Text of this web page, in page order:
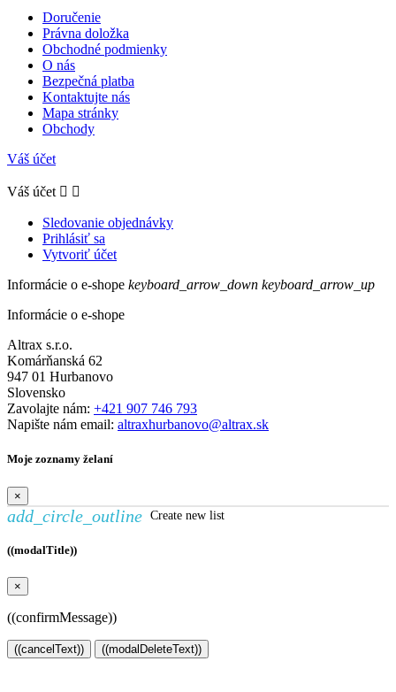
Doručenie
Právna doložka
Obchodné podmienky
O nás
Bezpečná platba
Kontaktujte nás
Mapa stránky
Obchody
Váš účet
Váš účet  
Sledovanie objednávky
Prihlásiť sa
Vytvoriť účet
Informácie o e-shope keyboard_arrow_down keyboard_arrow_up
Informácie o e-shope
Altrax s.r.o.
Komárňanská 62
947 01 Hurbanovo
Slovensko
Zavolajte nám: +421 907 746 793
Napište nám email: altraxhurbanovo@altrax.sk
Moje zoznamy želaní
×
add_circle_outline Create new list
((modalTitle))
×
((confirmMessage))
((cancelText)) ((modalDeleteText))